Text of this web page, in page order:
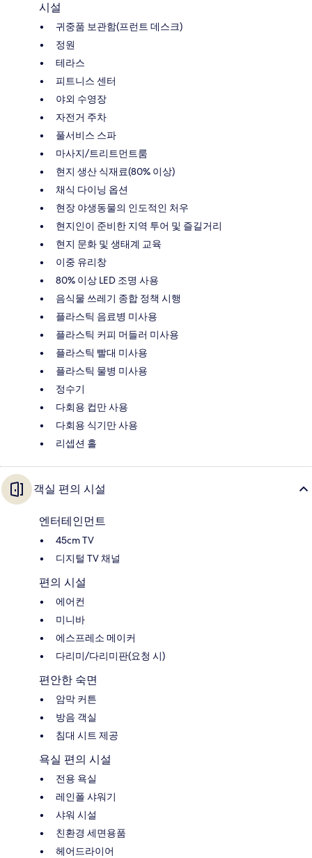
시설
귀중품 보관함(프런트 데스크)
정원
테라스
피트니스 센터
야외 수영장
자전거 주차
풀서비스 스파
마사지/트리트먼트룸
현지 생산 식재료(80% 이상)
채식 다이닝 옵션
현장 야생동물의 인도적인 처우
현지인이 준비한 지역 투어 및 즐길거리
현지 문화 및 생태계 교육
이중 유리창
80% 이상 LED 조명 사용
음식물 쓰레기 종합 정책 시행
플라스틱 음료병 미사용
플라스틱 커피 머들러 미사용
플라스틱 빨대 미사용
플라스틱 물병 미사용
정수기
다회용 컵만 사용
다회용 식기만 사용
리셉션 홀
객실 편의 시설
엔터테인먼트
45cm TV
디지털 TV 채널
편의 시설
에어컨
미니바
에스프레소 메이커
다리미/다리미판(요청 시)
편안한 숙면
암막 커튼
방음 객실
침대 시트 제공
욕실 편의 시설
전용 욕실
레인폴 샤워기
샤워 시설
친환경 세면용품
헤어드라이어